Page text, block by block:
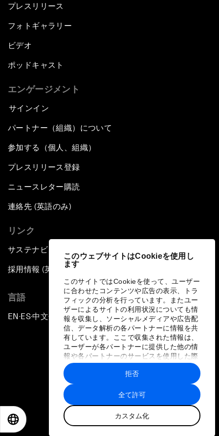
このウェブサイトはCookieを使用し
ます
このサイトではCookieを使って、ユーザー
に合わせたコンテンツや広告の表示、トラ
フィックの分析を行っています。またユー
ザーによるサイトの利用状況についても情
報を収集し、ソーシャルメディアや広告配
信、データ解析の各パートナーに情報を共
有しています。ここで収集された情報は、
ユーザーが各パートナーに提供した他の情
報や各パートナーのサービスを使用した際
に収集された情報と組み合わされ、各パー
トナーによって使用されることがありま
す。
全て許可
カスタム化
拒否
プレスリリース
フォトギャラリー
ビデオ
ポッドキャスト
エンゲージメント
サインイン
パートナー（組織）について
参加する（個人、組織）
プレスリリース登録
ニュースレター購読
連絡先 (英語のみ)
リンク
サステナビリティへの取り組み
採用情報 (英語のみ)
言語
EN ▪ES▪中文▪ 日本語
プライバシーポリシーと利用規約
サイトマップ
©
世界経済フォーラム